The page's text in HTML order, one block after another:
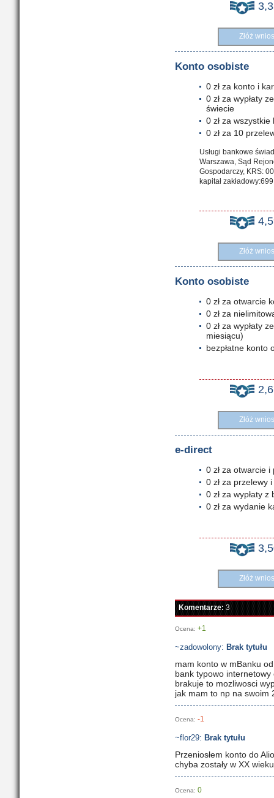
Złóż
Konto osobiste
0 zł za konto i
0 zł za wypłaty
świecie
0 zł za
0 zł za 10
Usługi bankowe
Warszawa, Sąd
Gospodarczy, KRS:
kapitał
Złóż
Konto osobiste
0 zł za otwarcie
0 zł za
0 zł za wypłaty
miesiącu)
bezpłatne konto
Złóż
e-direct
0 zł za otwarcie
0 zł za przelewy
0 zł za wypłaty
0 zł za wydanie
Złóż
Komentarze:3
Ocena: +1
~zadowolony: Brak tytułu
mam konto w mBanku
bank typowo
brakuje to mozliwosci
jak mam to np na swoim
Ocena: -1
~flor29: Brak tytułu
Przeniosłem konto do
chyba zostały w XX
Ocena: 0